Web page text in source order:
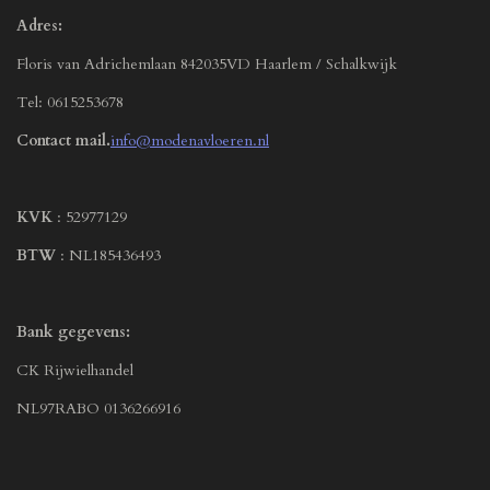
Adres:
Floris van Adrichemlaan 842035VD Haarlem / Schalkwijk
Tel: 0615253678
Contact mail.info@modenavloeren.nl
KVK : 52977129
BTW : NL185436493
Bank gegevens:
CK Rijwielhandel
NL97RABO 0136266916